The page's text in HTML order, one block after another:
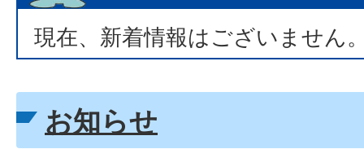
現在、新着情報はございません
お知らせ